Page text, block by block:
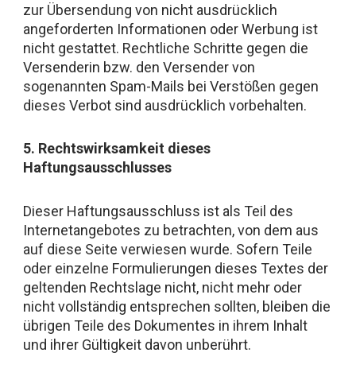
zur Übersendung von nicht ausdrücklich
angeforderten Informationen oder Werbung ist
nicht gestattet. Rechtliche Schritte gegen die
Versenderin bzw. den Versender von
sogenannten Spam-Mails bei Verstößen gegen
dieses Verbot sind ausdrücklich vorbehalten.
5. Rechtswirksamkeit dieses
Haftungsausschlusses
Dieser Haftungsausschluss ist als Teil des
Internetangebotes zu betrachten, von dem aus
auf diese Seite verwiesen wurde. Sofern Teile
oder einzelne Formulierungen dieses Textes der
geltenden Rechtslage nicht, nicht mehr oder
nicht vollständig entsprechen sollten, bleiben die
übrigen Teile des Dokumentes in ihrem Inhalt
und ihrer Gültigkeit davon unberührt.